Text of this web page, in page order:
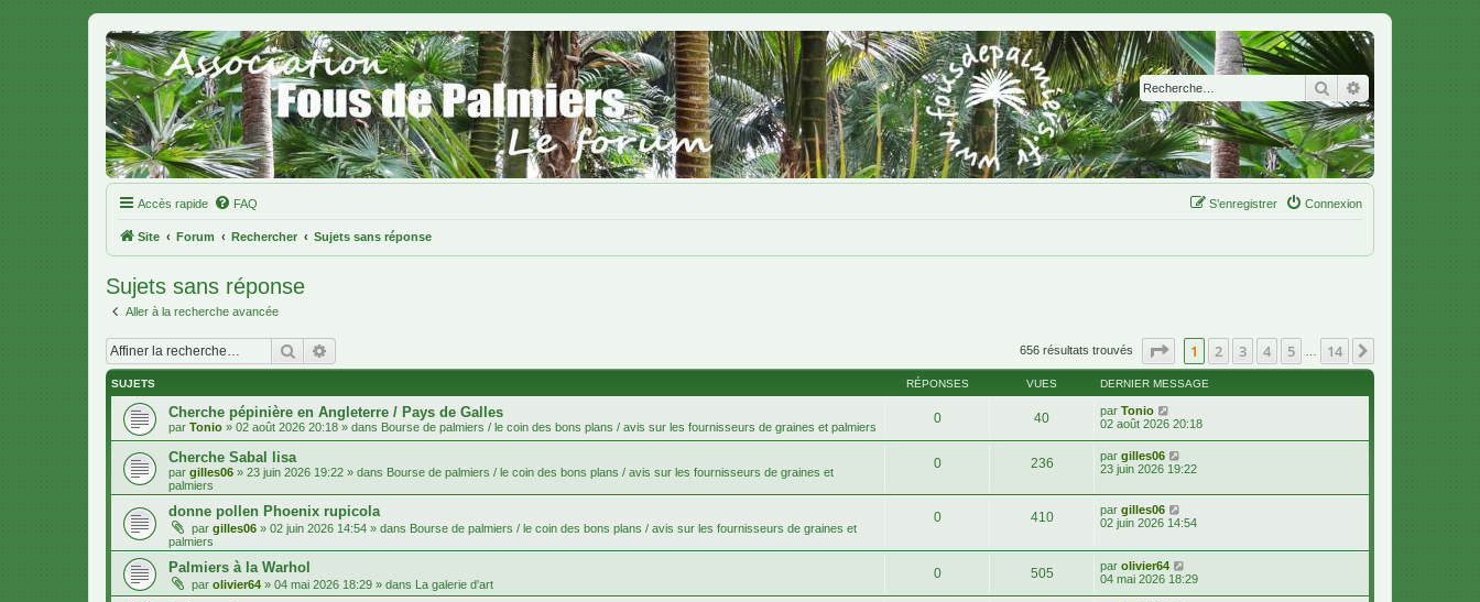
Rechercher
Accès rapide FAQ Connexion
S’enregistrer
Site Forum Rechercher Sujets sans réponse
Sujets sans réponse
Aller à la recherche avancée
Rechercher 656 résultats trouvés Page sur14
1 2 3 4 5 14
SUJETS RÉPONSES VUES DERNIER MESSAGE
Cherche pépinière en Angleterre / Pays de Galles
par Tonio » 02 août 2026 20:18 » dans Bourse de palmiers / le coin des bons plans / avis sur les fournisseurs de graines et palmiers
0 40 par Tonio
02 août 2026 20:18
Cherche Sabal lisa
par gilles06 » 23 juin 2026 19:22 » dans Bourse de palmiers / le coin des bons plans / avis sur les fournisseurs de graines et
palmiers
0 236 par gilles06
23 juin 2026 19:22
donne pollen Phoenix rupicola
par gilles06 » 02 juin 2026 14:54 » dans Bourse de palmiers / le coin des bons plans / avis sur les fournisseurs de graines et
palmiers
0 410 par gilles06
02 juin 2026 14:54
Palmiers à la Warhol
par olivier64 » 04 mai 2026 18:29 » dans La galerie d'art
0 505 par olivier64
04 mai 2026 18:29